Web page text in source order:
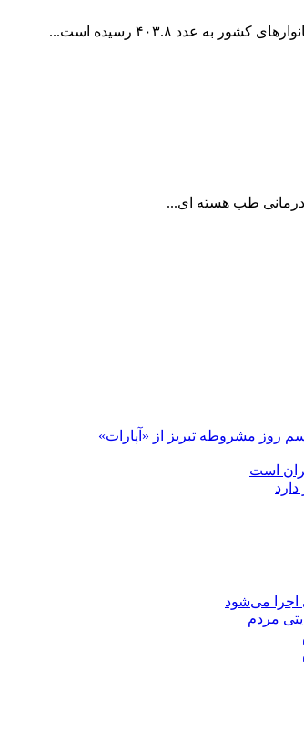
درمانی طب هسته ای...
روز مشروطه تبریز از «آپارات»
است
مردم